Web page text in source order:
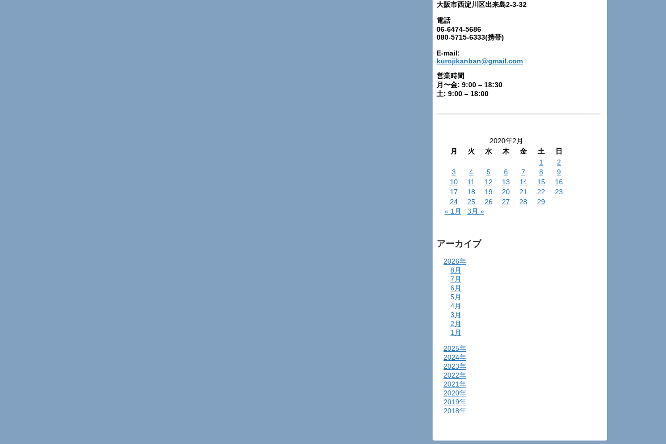
大阪市西淀川区出来島2-3-32
電話
06-6474-5686
080-5715-6333(携帯)
E-mail:
kurojikanban@gmail.com
営業時間
月〜金: 9:00 – 18:30
土: 9:00 – 18:00
2020年2月
月
火 水 木 金 土
日
1
2
3
4 5 6 7 8
9
10
11 12 13 14 15
16
17
18 19 20 21 22
23
24
25 26 27 28
29
« 1月
3月 »
アーカイブ
2026年
8月
7月
6月
5月
4月
3月
2月
1月
2025年
2024年
2023年
2022年
2021年
2020年
2019年
2018年